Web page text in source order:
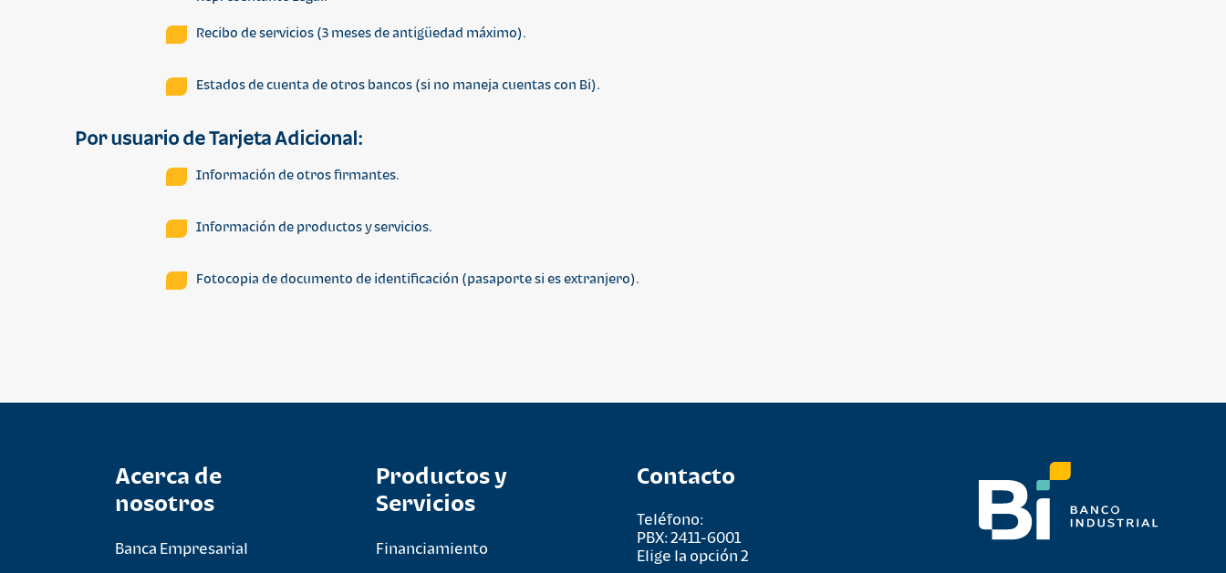
Recibo de servicios (3 meses de antigüedad máximo).
Estados de cuenta de otros bancos (si no maneja cuentas con Bi).
Por usuario de Tarjeta Adicional:
Información de otros firmantes.
Información de productos y servicios.
Fotocopia de documento de identificación (pasaporte si es extranjero).
Acerca de
nosotros
Banca Empresarial
Productos y
Servicios
Financiamiento
Contacto
Teléfono:
PBX: 2411-6001
Elige la opción 2